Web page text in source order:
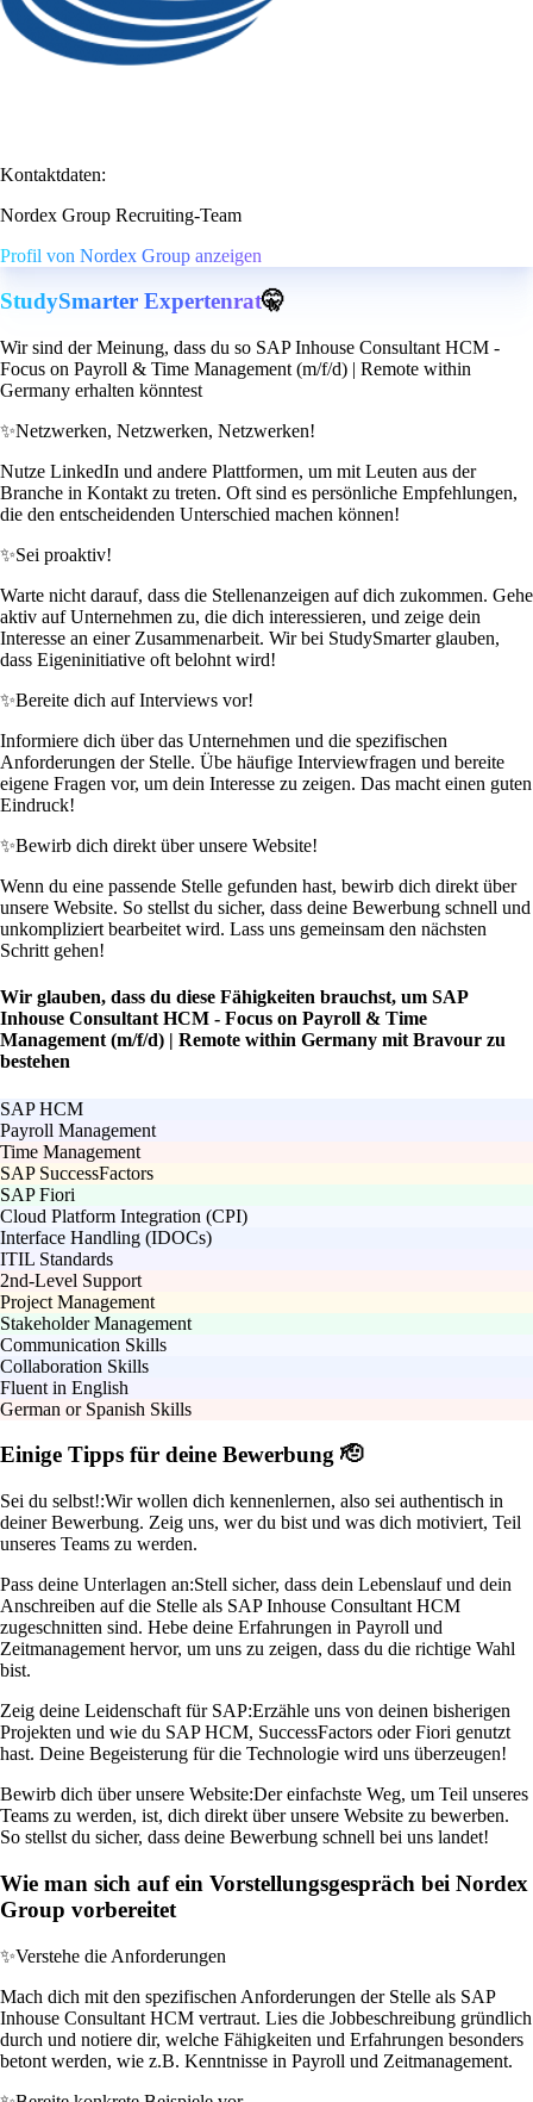
Kontaktdaten:
Nordex Group Recruiting-Team
Profil von Nordex Group anzeigen
StudySmarter Expertenrat🤫
Wir sind der Meinung, dass du so SAP Inhouse Consultant HCM -
Focus on Payroll & Time Management (m/f/d) | Remote within
Germany erhalten könntest
✨Netzwerken, Netzwerken, Netzwerken!
Nutze LinkedIn und andere Plattformen, um mit Leuten aus der
Branche in Kontakt zu treten. Oft sind es persönliche Empfehlungen,
die den entscheidenden Unterschied machen können!
✨Sei proaktiv!
Warte nicht darauf, dass die Stellenanzeigen auf dich zukommen. Gehe
aktiv auf Unternehmen zu, die dich interessieren, und zeige dein
Interesse an einer Zusammenarbeit. Wir bei StudySmarter glauben,
dass Eigeninitiative oft belohnt wird!
✨Bereite dich auf Interviews vor!
Informiere dich über das Unternehmen und die spezifischen
Anforderungen der Stelle. Übe häufige Interviewfragen und bereite
eigene Fragen vor, um dein Interesse zu zeigen. Das macht einen guten
Eindruck!
✨Bewirb dich direkt über unsere Website!
Wenn du eine passende Stelle gefunden hast, bewirb dich direkt über
unsere Website. So stellst du sicher, dass deine Bewerbung schnell und
unkompliziert bearbeitet wird. Lass uns gemeinsam den nächsten
Schritt gehen!
Wir glauben, dass du diese Fähigkeiten brauchst, um SAP
Inhouse Consultant HCM - Focus on Payroll & Time
Management (m/f/d) | Remote within Germany mit Bravour zu
bestehen
SAP HCM
Payroll Management
Time Management
SAP SuccessFactors
SAP Fiori
Cloud Platform Integration (CPI)
Interface Handling (IDOCs)
ITIL Standards
2nd-Level Support
Project Management
Stakeholder Management
Communication Skills
Collaboration Skills
Fluent in English
German or Spanish Skills
Einige Tipps für deine Bewerbung 🫡
Sei du selbst!:Wir wollen dich kennenlernen, also sei authentisch in
deiner Bewerbung. Zeig uns, wer du bist und was dich motiviert, Teil
unseres Teams zu werden.
Pass deine Unterlagen an:Stell sicher, dass dein Lebenslauf und dein
Anschreiben auf die Stelle als SAP Inhouse Consultant HCM
zugeschnitten sind. Hebe deine Erfahrungen in Payroll und
Zeitmanagement hervor, um uns zu zeigen, dass du die richtige Wahl
bist.
Zeig deine Leidenschaft für SAP:Erzähle uns von deinen bisherigen
Projekten und wie du SAP HCM, SuccessFactors oder Fiori genutzt
hast. Deine Begeisterung für die Technologie wird uns überzeugen!
Bewirb dich über unsere Website:Der einfachste Weg, um Teil unseres
Teams zu werden, ist, dich direkt über unsere Website zu bewerben.
So stellst du sicher, dass deine Bewerbung schnell bei uns landet!
Wie man sich auf ein Vorstellungsgespräch bei Nordex
Group vorbereitet
✨Verstehe die Anforderungen
Mach dich mit den spezifischen Anforderungen der Stelle als SAP
Inhouse Consultant HCM vertraut. Lies die Jobbeschreibung gründlich
durch und notiere dir, welche Fähigkeiten und Erfahrungen besonders
betont werden, wie z.B. Kenntnisse in Payroll und Zeitmanagement.